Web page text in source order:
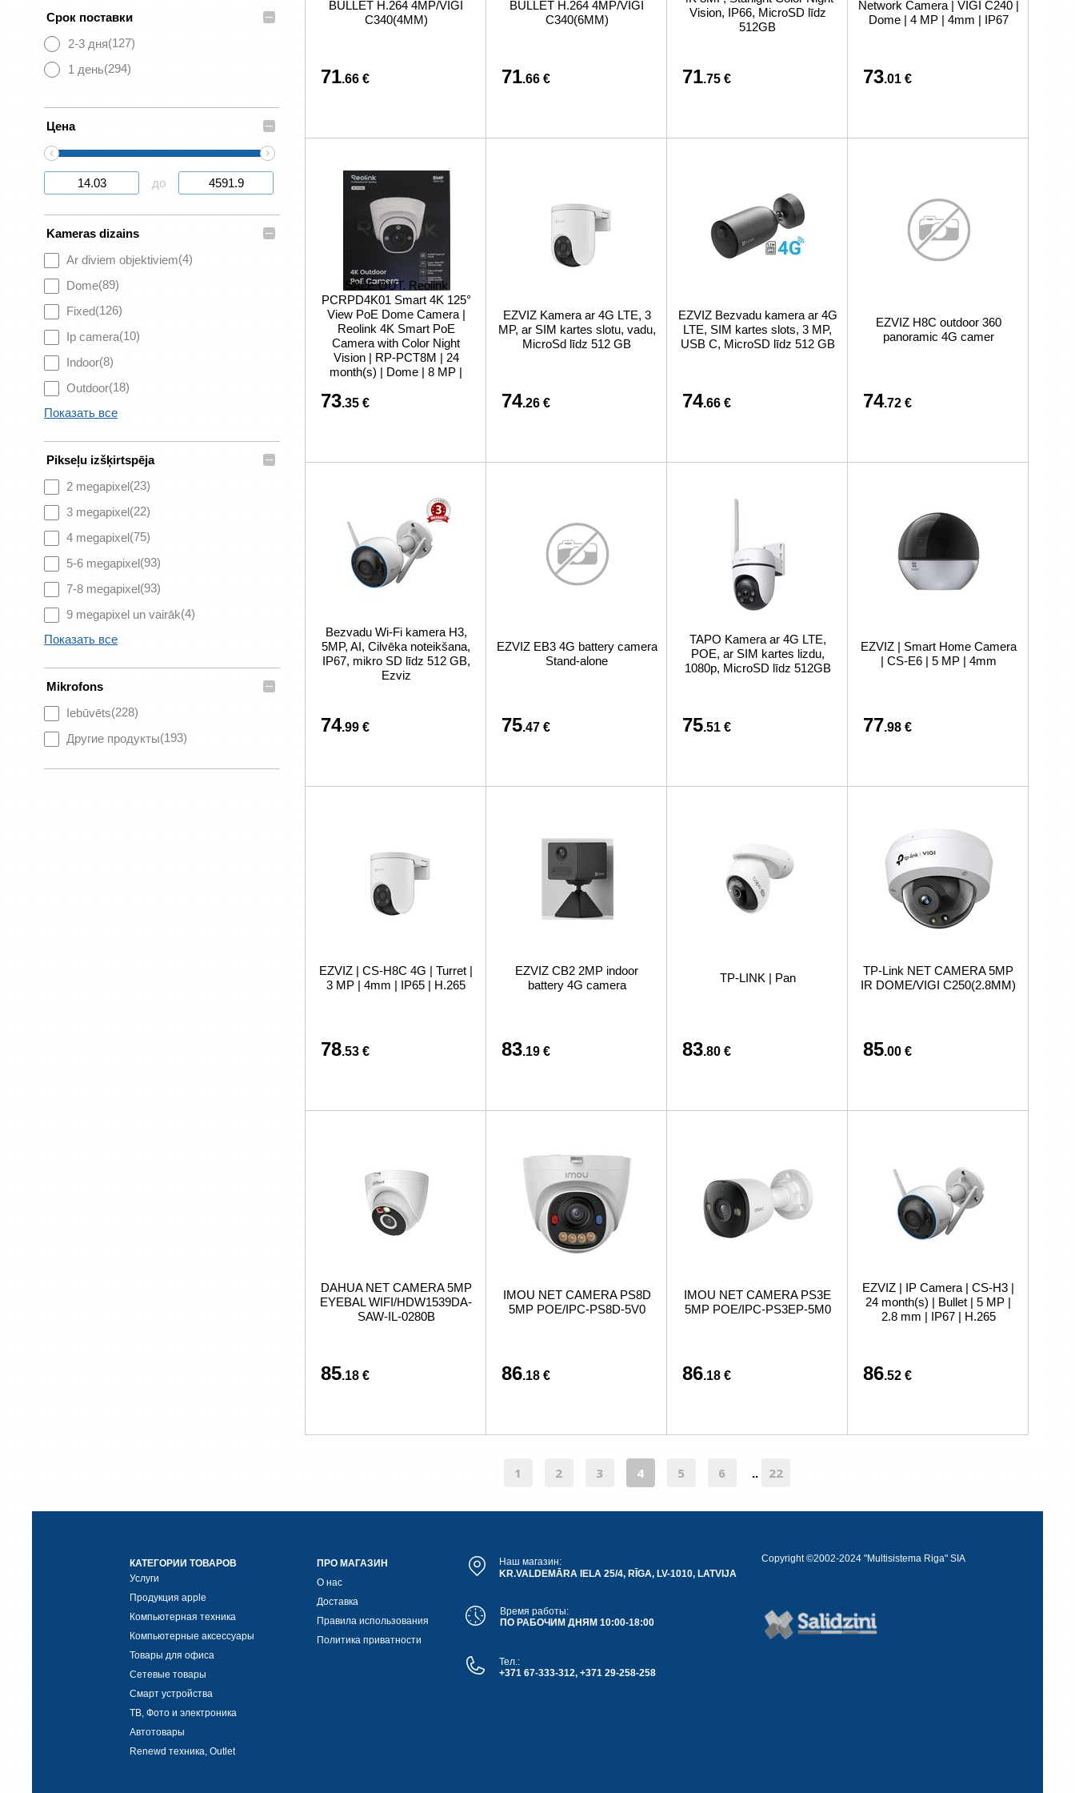
связано с покупкой или доставкой товаров
Срок поставки
–
2-3 дня(127)
1 день(294)
Цена
–
‹
›
до
Kameras dizains
–
Ar diviem objektiviem(4)
Dome(89)
Fixed(126)
Ip camera(10)
Indoor(8)
Outdoor(18)
Показать все
Pikseļu izšķirtspēja
–
2 megapixel(23)
3 megapixel(22)
4 megapixel(75)
5-6 megapixel(93)
7-8 megapixel(93)
9 megapixel un vairāk(4)
Показать все
Mikrofons
–
Iebūvēts(228)
Другие продукты(193)
BULLET H.264 4MP/VIGI
C340(4MM)
71.66 €
BULLET H.264 4MP/VIGI
C340(6MM)
71.66 €
Vision, IP66, MicroSD līdz
512GB
71.75 €
Network Camera | VIGI C240 |
Dome | 4 MP | 4mm | IP67
73.01 €
SALE OUT. Reolink
PCRPD4K01 Smart 4K 125°
View PoE Dome Camera |
Reolink 4K Smart PoE
Camera with Color Night
Vision | RP-PCT8M | 24
month(s) | Dome | 8 MP |
73.35 €
EZVIZ Kamera ar 4G LTE, 3
MP, ar SIM kartes slotu, vadu,
MicroSd līdz 512 GB
74.26 €
EZVIZ Bezvadu kamera ar 4G
LTE, SIM kartes slots, 3 MP,
USB C, MicroSD līdz 512 GB
74.66 €
EZVIZ H8C outdoor 360
panoramic 4G camer
74.72 €
Bezvadu Wi-Fi kamera H3,
5MP, AI, Cilvēka noteikšana,
IP67, mikro SD līdz 512 GB,
Ezviz
74.99 €
EZVIZ EB3 4G battery camera
Stand-alone
75.47 €
TAPO Kamera ar 4G LTE,
POE, ar SIM kartes lizdu,
1080p, MicroSD līdz 512GB
75.51 €
EZVIZ | Smart Home Camera
| CS-E6 | 5 MP | 4mm
77.98 €
EZVIZ | CS-H8C 4G | Turret |
3 MP | 4mm | IP65 | H.265
78.53 €
EZVIZ CB2 2MP indoor
battery 4G camera
83.19 €
TP-LINK | Pan
83.80 €
TP-Link NET CAMERA 5MP
IR DOME/VIGI C250(2.8MM)
85.00 €
DAHUA NET CAMERA 5MP
EYEBAL WIFI/HDW1539DA-
SAW-IL-0280B
85.18 €
IMOU NET CAMERA PS8D
5MP POE/IPC-PS8D-5V0
86.18 €
IMOU NET CAMERA PS3E
5MP POE/IPC-PS3EP-5M0
86.18 €
EZVIZ | IP Camera | CS-H3 |
24 month(s) | Bullet | 5 MP |
2.8 mm | IP67 | H.265
86.52 €
1 2 3 4 5 6 .. 22
КАТЕГОРИИ ТОВАРОВ
Услуги
Продукция apple
Компьютерная техника
Компьютерные аксессуары
Товары для офиса
Сетевые товары
Смарт устройства
ТВ, Фото и электроника
Автотовары
Renewd техника, Outlet
ПРО МАГАЗИН
О нас
Доставка
Правила использования
Политика приватности
Наш магазин:
KR.VALDEMĀRA IELA 25/4, RĪGA, LV-1010, LATVIJA
Время работы:
ПО РАБОЧИМ ДНЯМ 10:00-18:00
Тел.:
+371 67-333-312, +371 29-258-258
Copyright ©2002-2024 "Multisistema Riga" SIA